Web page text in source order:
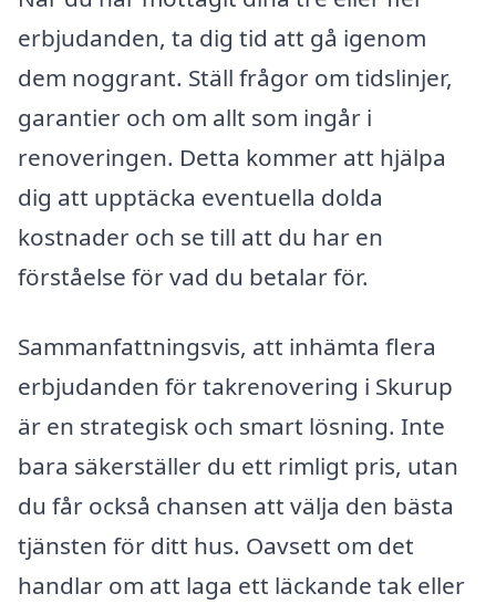
erbjudanden, ta dig tid att gå igenom
dem noggrant. Ställ frågor om tidslinjer,
garantier och om allt som ingår i
renoveringen. Detta kommer att hjälpa
dig att upptäcka eventuella dolda
kostnader och se till att du har en
förståelse för vad du betalar för.
Sammanfattningsvis, att inhämta flera
erbjudanden för takrenovering i Skurup
är en strategisk och smart lösning. Inte
bara säkerställer du ett rimligt pris, utan
du får också chansen att välja den bästa
tjänsten för ditt hus. Oavsett om det
handlar om att laga ett läckande tak eller